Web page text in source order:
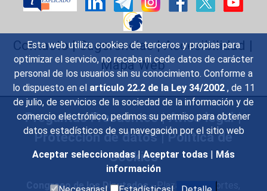
Esta web utiliza cookies de terceros y propias para
optimizar el servicio, no recaba ni cede datos de carácter
personal de los usuarios sin su conocimiento. Conforme a
lo dispuesto en el artículo 22.2 de la Ley 34/2002 , de 11
de julio, de servicios de la sociedad de la información y de
comercio electrónico, pedimos su permiso para obtener
datos estadísticos de su navegación por el sitio web
Aceptar seleccionadas | Aceptar todas | Más
información
Contacto|Sugerencias|Accesibilidad |
Mapa Web
Preguntas Frecuentes|Aviso legal|
Protección de datos|Política de
Cookies
Congreso de los Diputados- Plaza de las Cortes,